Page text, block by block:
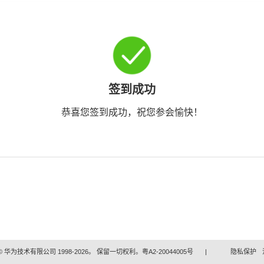
签到成功
恭喜您签到成功，祝您参会愉快！
华为技术有限公司 1998-2026。 保留一切权利。粤A2-20044005号 | 隐私保护